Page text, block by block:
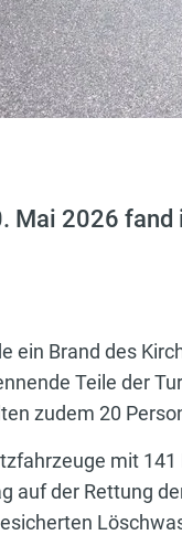
Mai 2026 fand
ein Brand des
Teile der
zudem 20
mit
auf der Rettung